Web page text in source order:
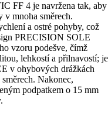
FF 4 je navržena tak, aby
mnoha směrech.
a ostré pohyby, což
PRECISION SOLE
vzoru podešve, čímž
lehkostí a přilnavostí; je
v ohybových drážkách
Nakonec,
podpatkem o 15 mm